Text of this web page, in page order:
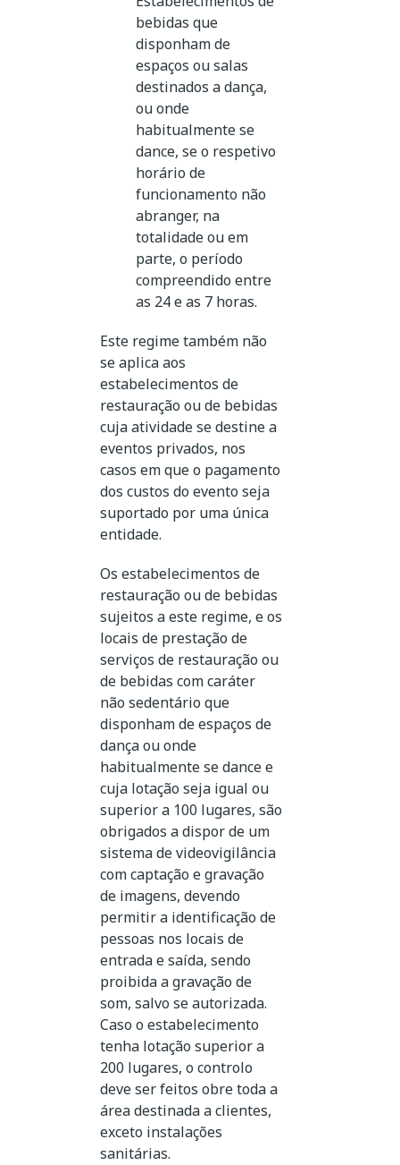
bebidas que
disponham de
espaços ou salas
destinados a dança,
ou onde
habitualmente se
dance, se o respetivo
horário de
funcionamento não
abranger, na
totalidade ou em
parte, o período
compreendido entre
as 24 e as 7 horas.
Este regime também não
se aplica aos
estabelecimentos de
restauração ou de bebidas
cuja atividade se destine a
eventos privados, nos
casos em que o pagamento
dos custos do evento seja
suportado por uma única
entidade.
Os estabelecimentos de
restauração ou de bebidas
sujeitos a este regime, e os
locais de prestação de
serviços de restauração ou
de bebidas com caráter
não sedentário que
disponham de espaços de
dança ou onde
habitualmente se dance e
cuja lotação seja igual ou
superior a 100 lugares, são
obrigados a dispor de um
sistema de videovigilância
com captação e gravação
de imagens, devendo
permitir a identificação de
pessoas nos locais de
entrada e saída, sendo
proibida a gravação de
som, salvo se autorizada.
Caso o estabelecimento
tenha lotação superior a
200 lugares, o controlo
deve ser feitos obre toda a
área destinada a clientes,
exceto instalações
sanitárias.